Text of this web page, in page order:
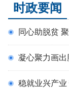
时政要闻
同心助脱贫 聚力“拔
凝心聚力画出脱贫“同心
稳就业兴产业 带动贫困群众